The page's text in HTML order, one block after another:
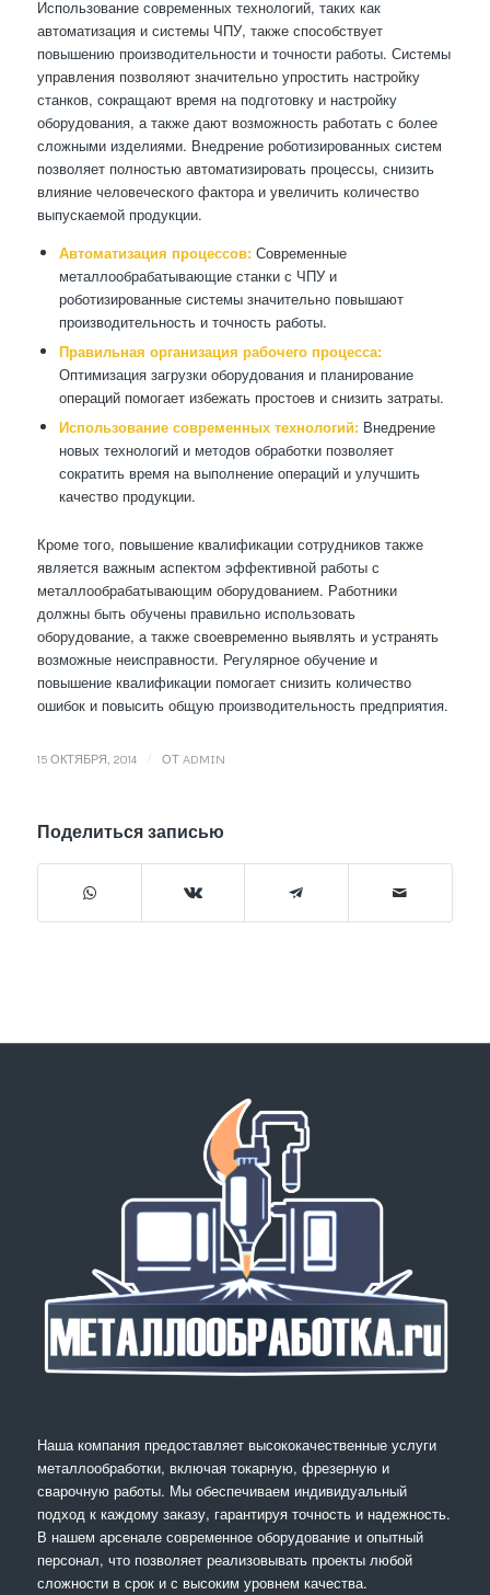
Использование современных технологий, таких как
автоматизация и системы ЧПУ, также способствует
повышению производительности и точности работы. Системы
управления позволяют значительно упростить настройку
станков, сокращают время на подготовку и настройку
оборудования, а также дают возможность работать с более
сложными изделиями. Внедрение роботизированных систем
позволяет полностью автоматизировать процессы, снизить
влияние человеческого фактора и увеличить количество
выпускаемой продукции.
Автоматизация процессов:Современные
металлообрабатывающие станки с ЧПУ и
роботизированные системы значительно повышают
производительность и точность работы.
Правильная организация рабочего процесса:
Оптимизация загрузки оборудования и планирование
операций помогает избежать простоев и снизить затраты.
Использование современных технологий:Внедрение
новых технологий и методов обработки позволяет
сократить время на выполнение операций и улучшить
качество продукции.
Кроме того, повышение квалификации сотрудников также
является важным аспектом эффективной работы с
металлообрабатывающим оборудованием. Работники
должны быть обучены правильно использовать
оборудование, а также своевременно выявлять и устранять
возможные неисправности. Регулярное обучение и
повышение квалификации помогает снизить количество
ошибок и повысить общую производительность предприятия.
15 ОКТЯБРЯ, 2014 ОТ ADMIN
Поделиться записью
Наша компания предоставляет высококачественные услуги
металлообработки, включая токарную, фрезерную и
сварочную работы. Мы обеспечиваем индивидуальный
подход к каждому заказу, гарантируя точность и надежность.
В нашем арсенале современное оборудование и опытный
персонал, что позволяет реализовывать проекты любой
сложности в срок и с высоким уровнем качества.